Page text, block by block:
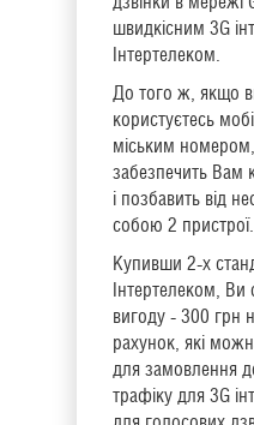
швидкісним 3G
Інтертелеком.
До того ж, якщо
користуєтесь
міським
забезпечить Вам
і позбавить від
собою 2 пристрої.
Купивши 2-х
Інтертелеком, Ви
вигоду - 300 грн
рахунок, які
для замовлення
трафіку для 3G